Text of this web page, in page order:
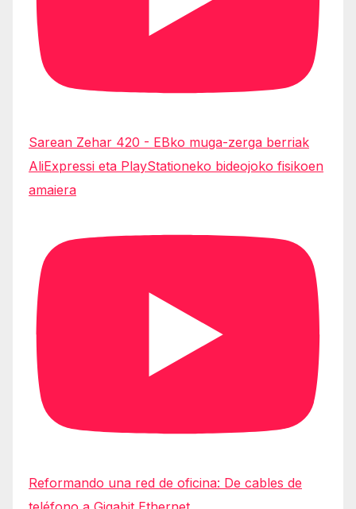
Sarean Zehar 420 - EBko muga-zerga berriak
AliExpressi eta PlayStationeko bideojoko fisikoen
amaiera
Reformando una red de oficina: De cables de